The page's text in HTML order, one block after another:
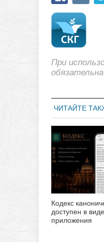
При
обязательна
ЧИТАЙТЕ
Кодекс
доступен в
приложения